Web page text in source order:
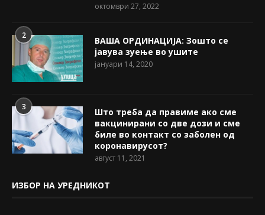
октомври 27, 2022
2
ВАША ОРДИНАЦИЈА: Зошто се
јавува зуење во ушите
јануари 14, 2020
3
Што треба да правиме ако сме
вакцинирани со две дози и сме
биле во контакт со заболен од
коронавирусот?
август 11, 2021
ИЗБОР НА УРЕДНИКОТ